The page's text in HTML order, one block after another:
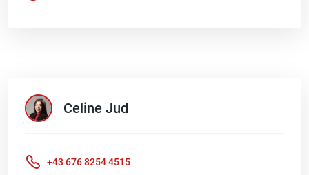
Celine Jud
+43 676 8254 4515